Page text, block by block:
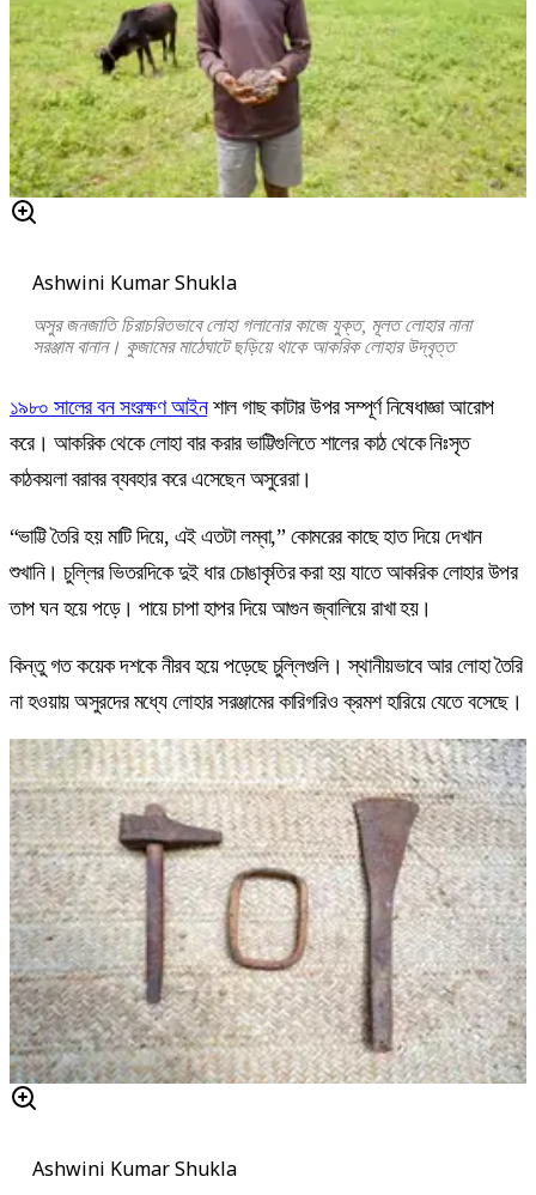
Ashwini Kumar Shukla
অসুর জনজাতি চিরাচরিতভাবে লোহা গলানোর কাজে যুক্ত, মূলত লোহার নানা
সরঞ্জাম বানান। কুজামের মাঠেঘাটে ছড়িয়ে থাকে আকরিক লোহার উদ্বৃত্ত
১৯৮০ সালের বন সংরক্ষণ আইনশাল গাছ কাটার উপর সম্পূর্ণ নিষেধাজ্ঞা আরোপ
করে। আকরিক থেকে লোহা বার করার ভাট্টিগুলিতে শালের কাঠ থেকে নিঃসৃত
কাঠকয়লা বরাবর ব্যবহার করে এসেছেন অসুরেরা।
“ভাট্টি তৈরি হয় মাটি দিয়ে, এই এতটা লম্বা,” কোমরের কাছে হাত দিয়ে দেখান
শুখানি। চুল্লির ভিতরদিকে দুই ধার চোঙাকৃতির করা হয় যাতে আকরিক লোহার উপর
তাপ ঘন হয়ে পড়ে। পায়ে চাপা হাপর দিয়ে আগুন জ্বালিয়ে রাখা হয়।
কিন্তু গত কয়েক দশকে নীরব হয়ে পড়েছে চুল্লিগুলি। স্থানীয়ভাবে আর লোহা তৈরি
না হওয়ায় অসুরদের মধ্যে লোহার সরঞ্জামের কারিগরিও ক্রমশ হারিয়ে যেতে বসেছে।
Ashwini Kumar Shukla